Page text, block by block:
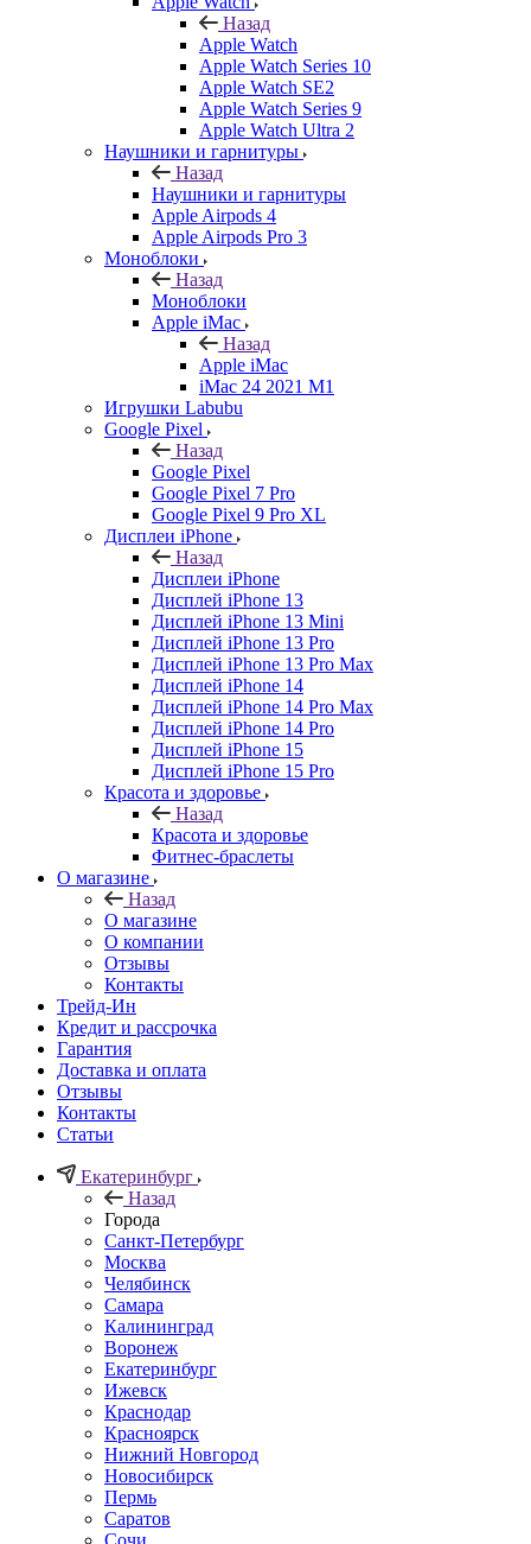
Назад
Apple Watch
Apple Watch Series 10
Apple Watch SE2
Apple Watch Series 9
Apple Watch Ultra 2
Наушники и гарнитуры
Назад
Наушники и гарнитуры
Apple Airpods 4
Apple Airpods Pro 3
Моноблоки
Назад
Моноблоки
Apple iMac
Назад
Apple iMac
iMac 24 2021 M1
Игрушки Labubu
Google Pixel
Назад
Google Pixel
Google Pixel 7 Pro
Google Pixel 9 Pro XL
Дисплеи iPhone
Назад
Дисплеи iPhone
Дисплей iPhone 13
Дисплей iPhone 13 Mini
Дисплей iPhone 13 Pro
Дисплей iPhone 13 Pro Max
Дисплей iPhone 14
Дисплей iPhone 14 Pro Max
Дисплей iPhone 14 Pro
Дисплей iPhone 15
Дисплей iPhone 15 Pro
Красота и здоровье
Назад
Красота и здоровье
Фитнес-браслеты
О магазине
Назад
О магазине
О компании
Отзывы
Контакты
Трейд-Ин
Кредит и рассрочка
Гарантия
Доставка и оплата
Отзывы
Контакты
Статьи
Екатеринбург
Назад
Города
Санкт-Петербург
Москва
Челябинск
Самара
Калининград
Воронеж
Екатеринбург
Ижевск
Краснодар
Красноярск
Нижний Новгород
Новосибирск
Пермь
Саратов
Сочи